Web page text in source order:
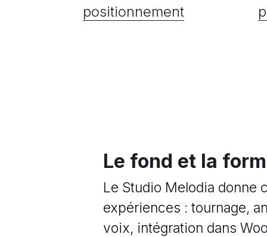
positionnement
Le fond et la
Le Studio Melodia donne
expériences : tournage,
voix, intégration dans